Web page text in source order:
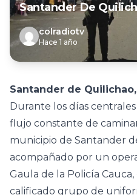
Santander De
colradiotv
Hace 1 año
Santander de
Durante los días
flujo constante de
municipio de Santander
acompañado por un
Gaula de la Policía
calificado grupo de